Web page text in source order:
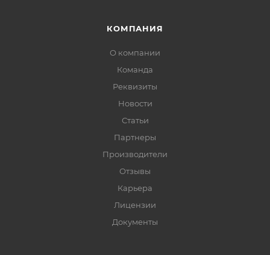
КОМПАНИЯ
О компании
Команда
Реквизиты
Новости
Статьи
Партнеры
Производители
Отзывы
Карьера
Лицензии
Документы